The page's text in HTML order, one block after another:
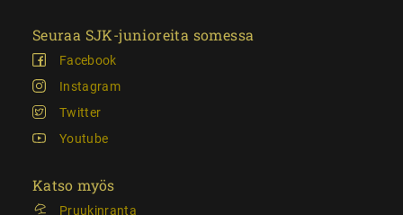
Seuraa SJK-junioreita somessa
Facebook
Instagram
Twitter
Youtube
Katso myös
Pruukinranta